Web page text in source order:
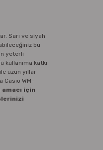
Sarı ve siyah
bu
yeterli
kullanıma katkı
uzun yıllar
Casio WM-
amacı için